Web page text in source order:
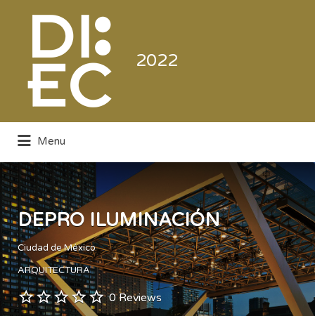
2022
Electrónica de Consumo y Comercial
Buscar
Menu
DEPRO ILUMINACIÓN
Ciudad de México
ARQUITECTURA
0 Reviews